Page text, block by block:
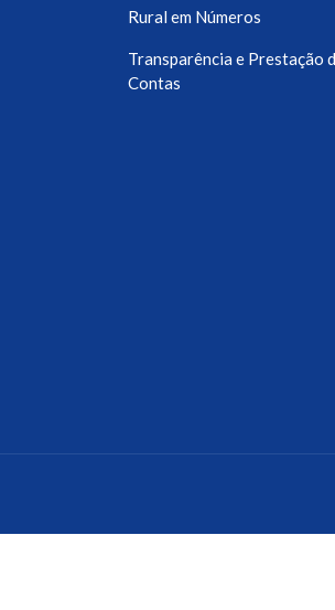
Rural em Números
Transparência e Prestação
Contas